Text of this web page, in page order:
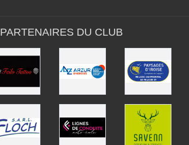
DU CLUB